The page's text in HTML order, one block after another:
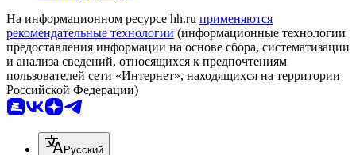
На информационном ресурсе hh.ru применяются
рекомендательные технологии (информационные технологии
предоставления информации на основе сбора, систематизации
и анализа сведений, относящихся к предпочтениям
пользователей сети «Интернет», находящихся на территории
Российской Федерации)
Русский